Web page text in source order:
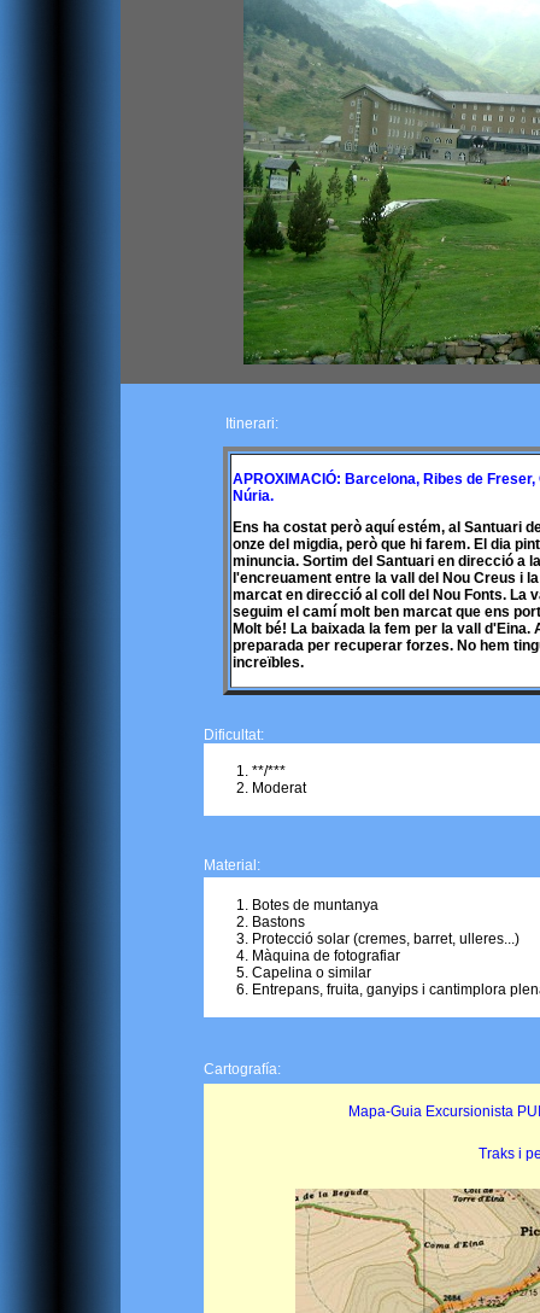
Itinerari:
APROXIMACIÓ: Barcelona, Ribes de
Núria.
Ens ha costat però aquí estém, al Santuari
onze del migdia, però que hi farem. El dia
minuncia. Sortim del Santuari en direcció a
l'encreuament entre la vall del Nou Creus i
marcat en direcció al coll del Nou Fonts. La
seguim el camí molt ben marcat que ens
Molt bé! La baixada la fem per la vall
preparada per recuperar forzes. No hem
increïbles.
Dificultat:
**/***
Moderat
Material:
Botes de muntanya
Bastons
Protecció solar (cremes, barret, ulleres...)
Màquina de fotografiar
Capelina o similar
Entrepans, fruita, ganyips i cantimplora
Cartografía:
Mapa-Guia Excursionista
Traks i